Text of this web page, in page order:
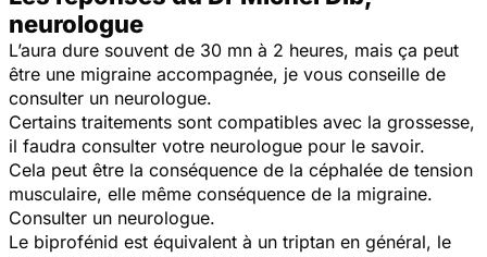
neurologue
L’aura dure souvent de 30 mn à 2 heures, mais ça peut
être une migraine accompagnée, je vous conseille de
consulter un neurologue.
Certains traitements sont compatibles avec la grossesse,
il faudra consulter votre neurologue pour le savoir.
Cela peut être la conséquence de la céphalée de tension
musculaire, elle même conséquence de la migraine.
Consulter un neurologue.
Le biprofénid est équivalent à un triptan en général, le